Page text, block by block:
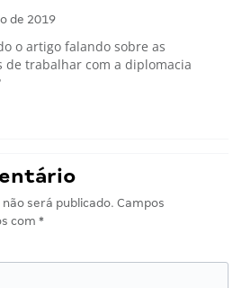
de 2019
o artigo falando sobre as
de trabalhar com a diplomacia
será publicado. Campos
com *